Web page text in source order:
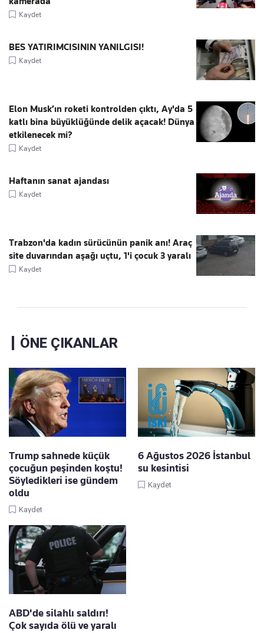
Kaydet
BES YATIRIMCISININ YANILGISI!
Kaydet
Elon Musk’ın roketi kontrolden çıktı, Ay'da 5
katlı bina büyüklüğünde delik açacak! Dünya
etkilenecek mi?
Kaydet
Haftanın sanat ajandası
Kaydet
Trabzon'da kadın sürücünün panik anı! Araç
site duvarından aşağı uçtu, 1'i çocuk 3 yaralı
Kaydet
ÖNE ÇIKANLAR
Trump sahnede küçük
çocuğun peşinden koştu!
Söyledikleri ise gündem
oldu
Kaydet
6 Ağustos 2026 İstanbul
su kesintisi
Kaydet
ABD'de silahlı saldırı!
Çok sayıda ölü ve yaralı